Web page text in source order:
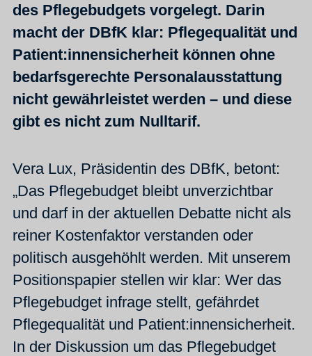
des Pflegebudgets vorgelegt. Darin
macht der DBfK klar: Pflegequalität und
Patient:innensicherheit können ohne
bedarfsgerechte Personalausstattung
nicht gewährleistet werden – und diese
gibt es nicht zum Nulltarif.
Vera Lux, Präsidentin des DBfK, betont:
„Das Pflegebudget bleibt unverzichtbar
und darf in der aktuellen Debatte nicht als
reiner Kostenfaktor verstanden oder
politisch ausgehöhlt werden. Mit unserem
Positionspapier stellen wir klar: Wer das
Pflegebudget infrage stellt, gefährdet
Pflegequalität und Patient:innensicherheit.
In der Diskussion um das Pflegebudget